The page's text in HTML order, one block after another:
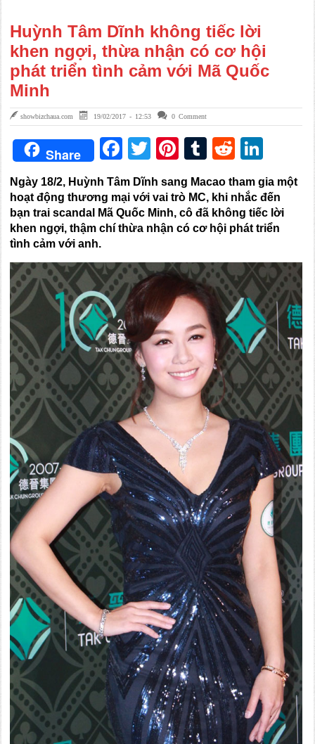
Huỳnh Tâm Dĩnh không tiếc lời
khen ngợi, thừa nhận có cơ hội
phát triển tình cảm với Mã Quốc
Minh
showbizchaua.com 19/02/2017 - 12:53 0 Comment
Share Facebook
TwitterPinterest
TumblrReddit
Ngày 18/2, Huỳnh Tâm Dĩnh sang Macao tham gia một
hoạt động thương mại với vai trò MC, khi nhắc đến
bạn trai scandal Mã Quốc Minh, cô đã không tiếc lời
khen ngợi, thậm chí thừa nhận có cơ hội phát triển
tình cảm với anh.